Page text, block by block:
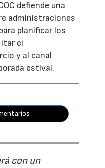
defiende una
administraciones
planificar los
el
y al canal
estival.
con un